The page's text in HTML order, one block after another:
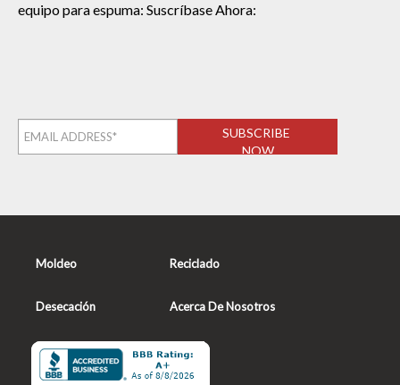
equipo para espuma: Suscríbase Ahora:
Moldeo Reciclado
Desecación Acerca De Nosotros